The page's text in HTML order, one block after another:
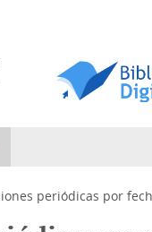
periódicas por